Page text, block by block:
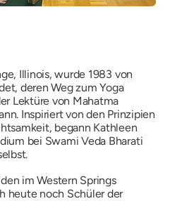
Illinois, wurde 1983 von
deren Weg zum Yoga
Lektüre von Mahatma
Inspiriert von den Prinzipien
begann Kathleen
bei Swami Veda Bharati
im Western Springs
heute noch Schüler der